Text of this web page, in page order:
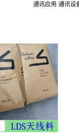
通讯应用·通讯设